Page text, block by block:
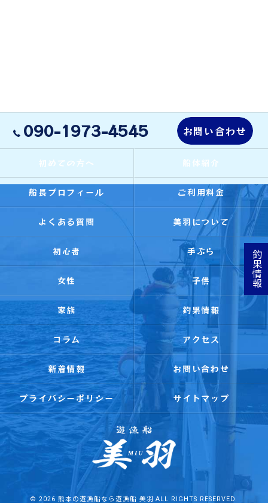
釣果情報
090-1973-4545 お問い合わせ
初めての方へ 船体紹介
船長プロフィール ご利用料金
よくある質問 美羽について
初心者 手ぶら
女性 子供
家族 釣果情報
コラム アクセス
新着情報 お問い合わせ
プライバシーポリシー サイトマップ
© 2026 熊本の遊漁船なら遊漁船 美羽 ALL RIGHTS RESERVED.